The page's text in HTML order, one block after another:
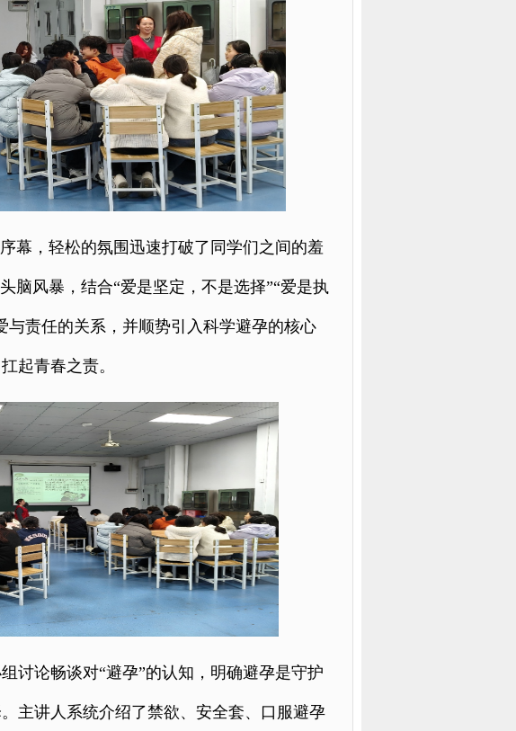
幕，轻松的氛围迅速打破了同学们之间的羞
脑风暴，结合“爱是坚定，不是选择”“爱是执
与责任的关系，并顺势引入科学避孕的核心
起青春之责。
讨论畅谈对“避孕”的认知，明确避孕是守护
主讲人系统介绍了禁欲、安全套、口服避孕